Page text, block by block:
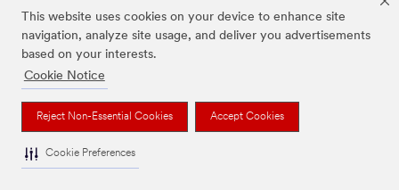
This website uses cookies on your device to enhance site
navigation, analyze site usage, and deliver you advertisements
based on your interests.
Cookie Notice
Reject Non-Essential Cookies Accept Cookies
Cookie Preferences